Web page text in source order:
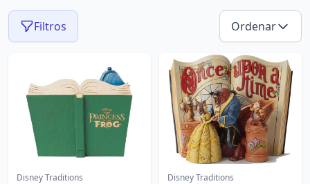
Filtros Ordenar
Disney Traditions
Disney Traditions